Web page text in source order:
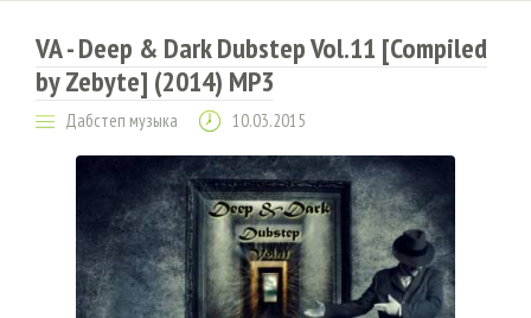
VA - Deep & Dark Dubstep Vol.11 [Compiled
by Zebyte] (2014) MP3
Дабстеп музыка 10.03.2015